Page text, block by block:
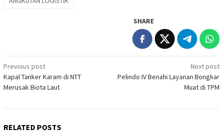
SHARE
Post
navigation
Previous post
Kapal Tanker Karam di NTT
Merusak Biota Laut
Next post
Pelindo IV Benahi Layanan Bongkar
Muat di TPM
RELATED POSTS